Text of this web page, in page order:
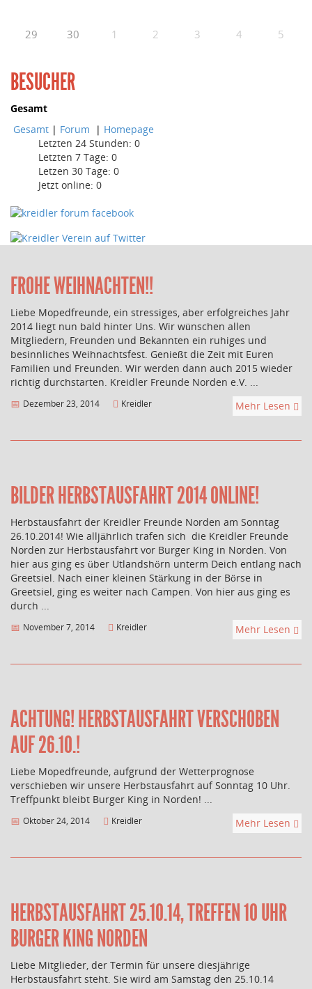
29 30 1 2 3 4 5
BESUCHER
Gesamt
Gesamt | Forum | Homepage
Letzten 24 Stunden: 0
Letzten 7 Tage: 0
Letzen 30 Tage: 0
Jetzt online: 0
FROHE WEIHNACHTEN!!
Liebe Mopedfreunde, ein stressiges, aber erfolgreiches Jahr
2014 liegt nun bald hinter Uns. Wir wünschen allen
Mitgliedern, Freunden und Bekannten ein ruhiges und
besinnliches Weihnachtsfest. Genießt die Zeit mit Euren
Familien und Freunden. Wir werden dann auch 2015 wieder
richtig durchstarten. Kreidler Freunde Norden e.V. ...
Dezember 23, 2014 Kreidler Mehr Lesen
BILDER HERBSTAUSFAHRT 2014 ONLINE!
Herbstausfahrt der Kreidler Freunde Norden am Sonntag
26.10.2014! Wie alljährlich trafen sich die Kreidler Freunde
Norden zur Herbstausfahrt vor Burger King in Norden. Von
hier aus ging es über Utlandshörn unterm Deich entlang nach
Greetsiel. Nach einer kleinen Stärkung in der Börse in
Greetsiel, ging es weiter nach Campen. Von hier aus ging es
durch ...
November 7, 2014 Kreidler Mehr Lesen
ACHTUNG! HERBSTAUSFAHRT VERSCHOBEN
AUF 26.10.!
Liebe Mopedfreunde, aufgrund der Wetterprognose
verschieben wir unsere Herbstausfahrt auf Sonntag 10 Uhr.
Treffpunkt bleibt Burger King in Norden! ...
Oktober 24, 2014 Kreidler Mehr Lesen
HERBSTAUSFAHRT 25.10.14, TREFFEN 10 UHR
BURGER KING NORDEN
Liebe Mitglieder, der Termin für unsere diesjährige
Herbstausfahrt steht. Sie wird am Samstag den 25.10.14